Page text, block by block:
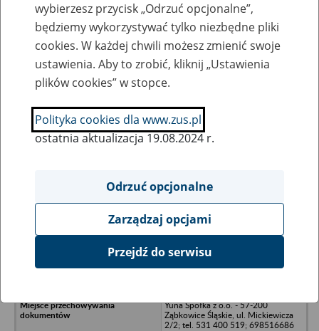
Nazwa zakładu pracy:
SZUKAJ
Ukryj wszystkie pozycje bazy
Przedsiębiorstwo Produkcji
Yuna Spółka z o.o. - 57-200
Ząbkowice Śląskie, ul. Mickiewicza
2/2; tel. 531 400 519; 698516686
wybierzesz przycisk „Odrzuć opcjonalne”,
będziemy wykorzystywać tylko niezbędne pliki
cookies. W każdej chwili możesz zmienić swoje
ustawienia. Aby to zrobić, kliknij „Ustawienia
plików cookies” w stopce.
Polityka cookies dla www.zus.pl
ostatnia aktualizacja 19.08.2024 r.
Odrzuć opcjonalne
Zarządzaj opcjami
Przejdź do serwisu